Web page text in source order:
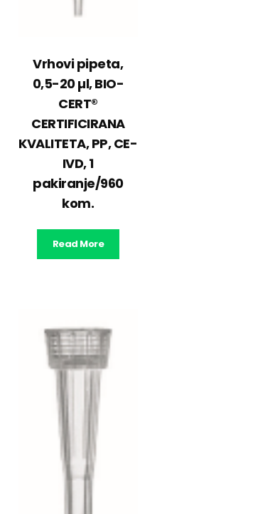
Vrhovi pipeta,
0,5-20 µl, BIO-
CERT®
CERTIFICIRANA
KVALITETA, PP, CE-
IVD, 1
pakiranje/960
kom.
Read More